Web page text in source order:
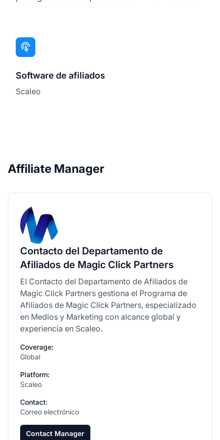
Software de afiliados
Scaleo
Affiliate Manager
Contacto del Departamento de
Afiliados de Magic Click Partners
El Contacto del Departamento de Afiliados de
Magic Click Partners gestiona el Programa de
Afiliados de Magic Click Partners, especializado
en Medios y Marketing con alcance global y
experiencia en Scaleo.
Coverage:
Global
Platform:
Scaleo
Contact:
Correo electrónico
Contact Manager